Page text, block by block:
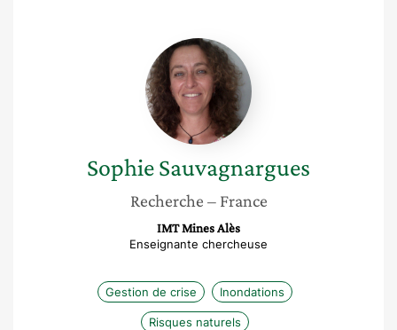
Sophie
Sauvagnargues
SophieSauvagnargues
Recherche – France
IMT Mines Alès
Enseignante chercheuse
Gestion de crise Inondations
Risques naturels